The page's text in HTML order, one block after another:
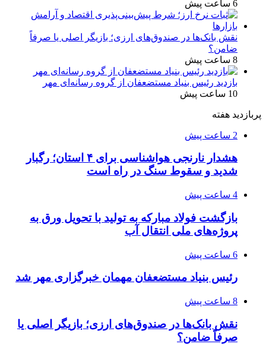
6 ساعت پیش
نقش بانک‌ها در صندوق‌های ارزی؛ بازیگر اصلی یا صرفاً
ضامن؟
8 ساعت پیش
بازدید رئیس بنیاد مستضعفان از گروه رسانه‌ای مهر
10 ساعت پیش
پربازدید هفته
2 ساعت پیش
هشدار نارنجی هواشناسی برای ۴ استان؛ رگبار
شدید و سقوط سنگ در راه است
4 ساعت پیش
بازگشت فولاد مبارکه به تولید با تحویل ورق به
پروژه‌های ملی انتقال آب
6 ساعت پیش
رئیس بنیاد مستضعفان مهمان خبرگزاری مهر شد
8 ساعت پیش
نقش بانک‌ها در صندوق‌های ارزی؛ بازیگر اصلی یا
صرفاً ضامن؟